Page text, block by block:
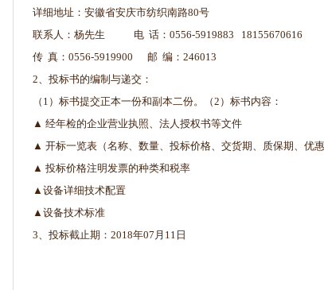
详细地址：安徽省安庆市纺织南路80号
联系人：杨先生 电 话：0556-5919883 18155670616
传 真：0556-5919900 邮 编：246013
2、投标书的编制与递交：
（1）标书提交正本一份和副本二份。（2）标书内容：
▲ 经年检的企业营业执照、法人授权书等文件
▲ 开标一览表（名称、数量、投标价格、交货期、质保期、优惠
▲ 投标价格注明发票的种类和税率
▲设备详细技术配置
▲设备技术标准
3、投标截止期：2018年07月11日